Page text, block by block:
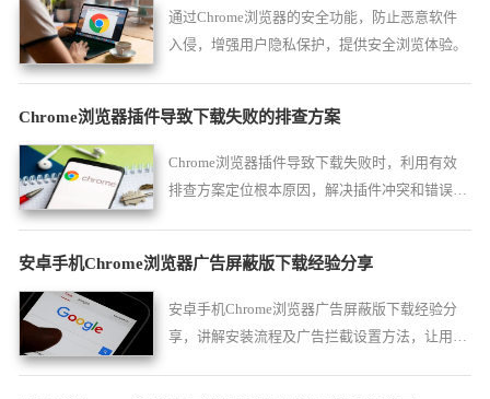
通过Chrome浏览器的安全功能，防止恶意软件
入侵，增强用户隐私保护，提供安全浏览体验。
Chrome浏览器插件导致下载失败的排查方案
Chrome浏览器插件导致下载失败时，利用有效
排查方案定位根本原因，解决插件冲突和错误设
安卓手机Chrome浏览器广告屏蔽版下载经验分享
安卓手机Chrome浏览器广告屏蔽版下载经验分
享，讲解安装流程及广告拦截设置方法，让用户